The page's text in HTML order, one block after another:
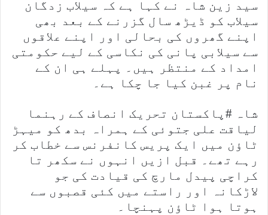
سید زین شاہ نے کہا ہے کہ سیلاب زدگان
سیلاب کو ڈیڑھ سال گزرنے کے بعد بھی
اپنے گھروں کی بحالی اور اپنے علاقوں
سے سیلابی پانی کی نکاسی کے لیے حکومتی
امداد کے منتظر ہیں۔ پہلے ہی ان کے
نام پر غبن کیا جا چکا ہے۔
شاہ #پاکستان تحریک انصاف کے رہنما
لیاقت علی جتوئی کے ہمراہ بدھ کو میہڑ
ٹاؤن میں ایک پریس کانفرنس سے خطاب کر
رہے تھے۔ قبل ازیں انہوں نے سکھر تا
کراچی پیدل مارچ کی قیادت کی جو
لاڑکانہ اور راستے میں کئی قصبوں سے
ہوتا ہوا ٹاؤن پہنچا۔